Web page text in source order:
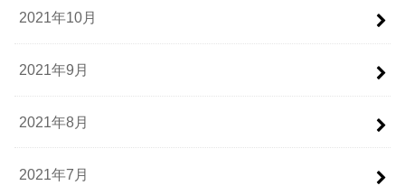
2021年10月
2021年9月
2021年8月
2021年7月